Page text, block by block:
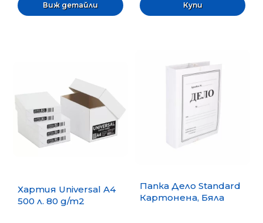
Виж детайли
Хартия Universal A4
500 л. 80 g/m2
Папка Дело Standard
Картонена, Бяла